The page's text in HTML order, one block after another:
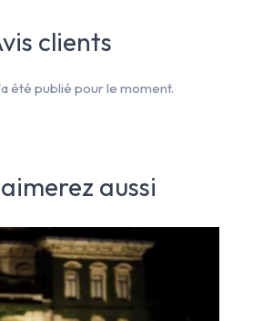
aussi
clients
été publié pour le moment.